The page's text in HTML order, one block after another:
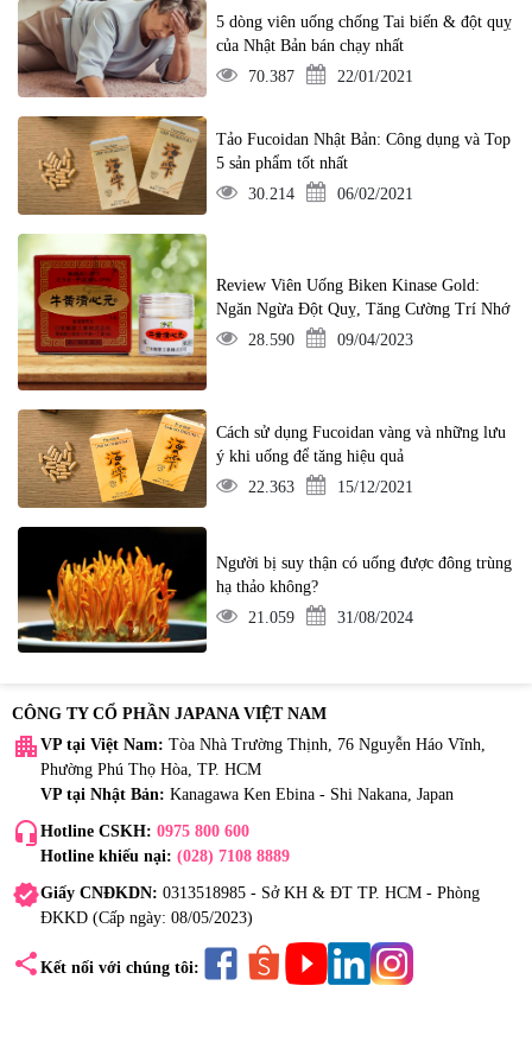
5 dòng viên uống chống Tai biến & đột quỵ
của Nhật Bản bán chạy nhất
70.387
22/01/2021
Tảo Fucoidan Nhật Bản: Công dụng và Top
5 sản phẩm tốt nhất
30.214
06/02/2021
Review Viên Uống Biken Kinase Gold:
Ngăn Ngừa Đột Quỵ, Tăng Cường Trí Nhớ
28.590
09/04/2023
Cách sử dụng Fucoidan vàng và những lưu
ý khi uống để tăng hiệu quả
22.363
15/12/2021
Người bị suy thận có uống được đông trùng
hạ thảo không?
21.059
31/08/2024
CÔNG TY CỔ PHẦN JAPANA VIỆT NAM
apartment VP tại Việt Nam: Tòa Nhà Trường Thịnh, 76 Nguyễn Háo Vĩnh,
Phường Phú Thọ Hòa, TP. HCM
VP tại Nhật Bản: Kanagawa Ken Ebina - Shi Nakana, Japan
headset_mic Hotline CSKH: 0975 800 600
Hotline khiếu nại: (028) 7108 8889
verifiedGiấy CNĐKDN: 0313518985 - Sở KH & ĐT TP. HCM - Phòng
ĐKKD (Cấp ngày: 08/05/2023)
share Kết nối với chúng tôi: